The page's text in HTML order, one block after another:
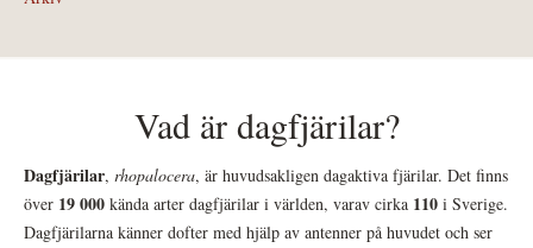
Vad är dagfjärilar?
Dagfjärilar, rhopalocera, är huvudsakligen dagaktiva fjärilar. Det finns
över 19 000 kända arter dagfjärilar i världen, varav cirka 110 i Sverige.
Dagfjärilarna känner dofter med hjälp av antenner på huvudet och ser